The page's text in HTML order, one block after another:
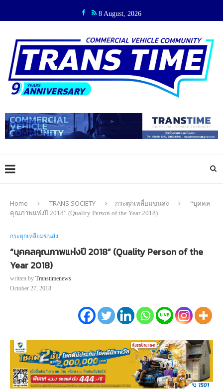
8 August, 2026
Home TRANS SOCIETY กระตุกเหลี่ยมขนส่ง
“บุคคล
คุณภาพแห่งปี 2018” (Quality Person of the Year 2018)
กระตุกเหลี่ยมขนส่ง
“บุคคลคุณภาพแห่งปี 2018” (Quality Person of the
Year 2018)
written by Transtimenews
October 27, 2018